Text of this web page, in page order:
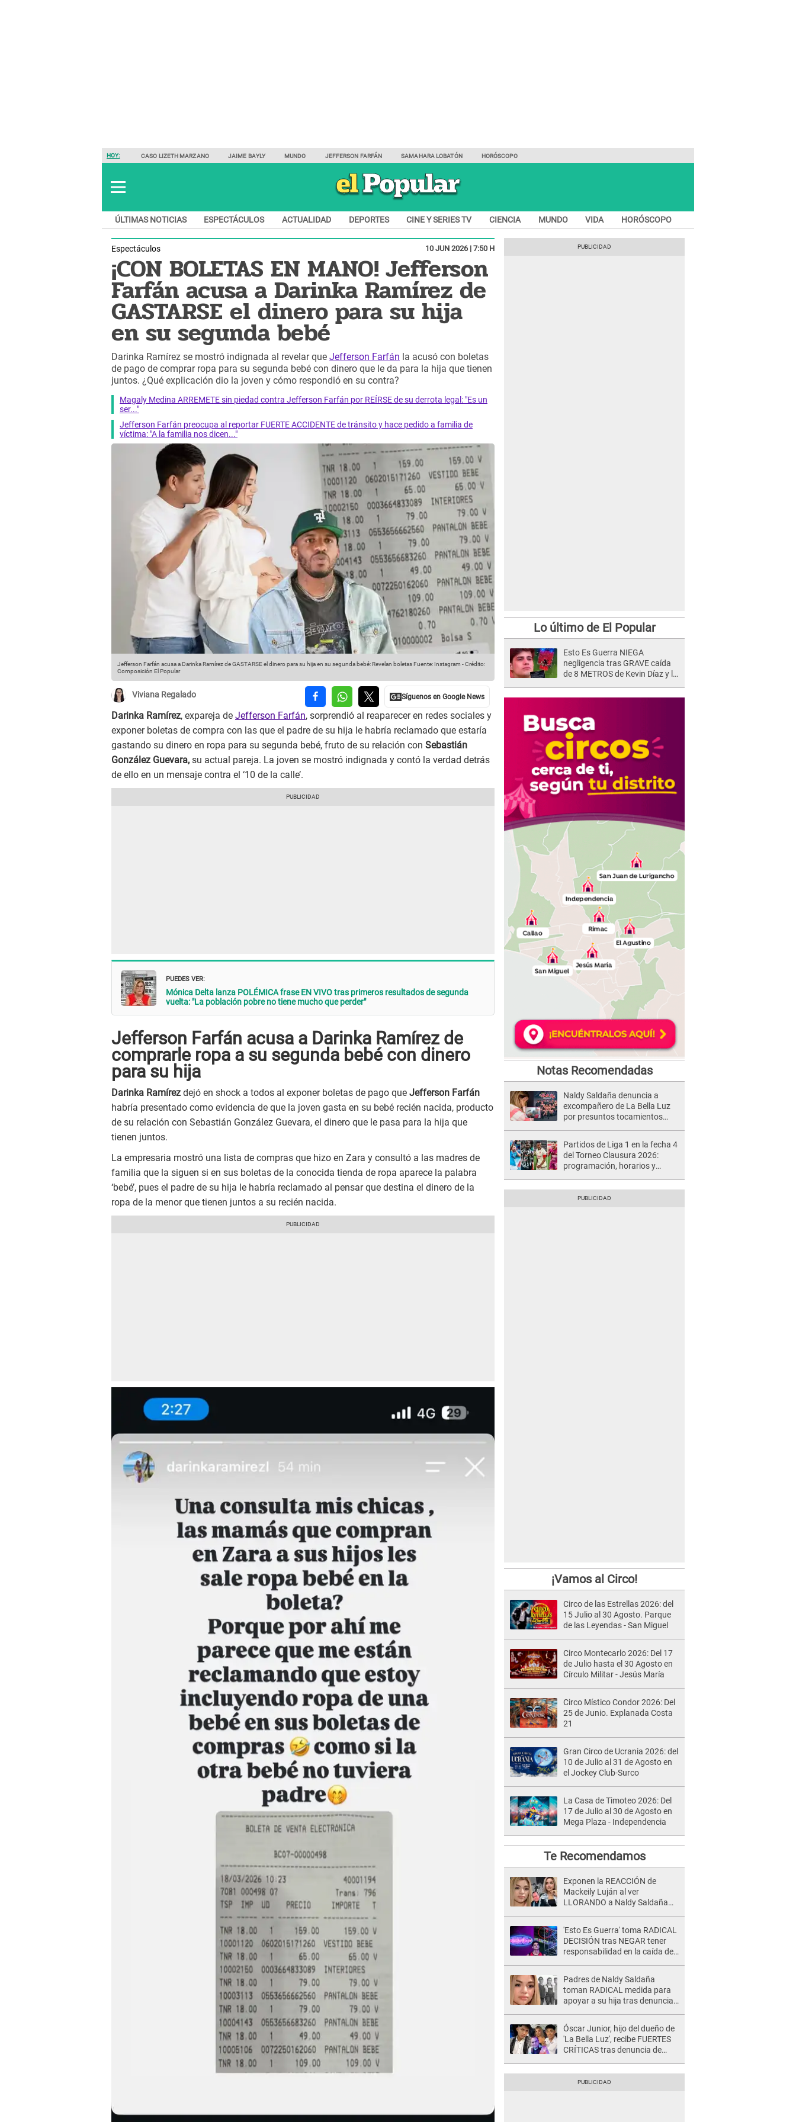
HOY: CASO LIZETH MARZANO JAIME BAYLY MUNDO JEFFERSON FARFÁN SAMAHARA LOBATÓN HORÓSCOPO
ÚLTIMAS NOTICIAS ESPECTÁCULOS ACTUALIDAD DEPORTES CINE Y SERIES TV CIENCIA MUNDO VIDA HORÓSCOPO
Espectáculos 10 JUN 2026 | 7:50 H
¡CON BOLETAS EN MANO! Jefferson
Farfán acusa a Darinka Ramírez de
GASTARSE el dinero para su hija
en su segunda bebé
Darinka Ramírez se mostró indignada al revelar que Jefferson Farfán la acusó con boletas
de pago de comprar ropa para su segunda bebé con dinero que le da para la hija que tienen
juntos. ¿Qué explicación dio la joven y cómo respondió en su contra?
Magaly Medina ARREMETE sin piedad contra Jefferson Farfán por REÍRSE de su derrota legal: "Es un
ser..."
Jefferson Farfán preocupa al reportar FUERTE ACCIDENTE de tránsito y hace pedido a familia de
víctima: "A la familia nos dicen..."
Jefferson Farfán acusa a Darinka Ramírez de GASTARSE el dinero para su hija en su segunda bebé: Revelan boletas Fuente: Instagram -Crédito:
Composición El Popular
Viviana Regalado
Darinka Ramírez, expareja de Jefferson Farfán, sorprendió al reaparecer en redes sociales y
exponer boletas de compra con las que el padre de su hija le habría reclamado que estaría
gastando su dinero en ropa para su segunda bebé, fruto de su relación con Sebastián
González Guevara, su actual pareja. La joven se mostró indignada y contó la verdad detrás
de ello en un mensaje contra el ‘10 de la calle’.
PUEDES VER:
Mónica Delta lanza POLÉMICA frase EN VIVO tras primeros resultados de segunda
vuelta: "La población pobre no tiene mucho que perder"
Jefferson Farfán acusa a Darinka Ramírez de
comprarle ropa a su segunda bebé con dinero
para su hija
Darinka Ramírez dejó en shock a todos al exponer boletas de pago que Jefferson Farfán
habría presentado como evidencia de que la joven gasta en su bebé recién nacida, producto
de su relación con Sebastián González Guevara, el dinero que le pasa para la hija que
tienen juntos.
La empresaria mostró una lista de compras que hizo en Zara y consultó a las madres de
familia que la siguen si en sus boletas de la conocida tienda de ropa aparece la palabra
‘bebé’, pues el padre de su hija le habría reclamado al pensar que destina el dinero de la
ropa de la menor que tienen juntos a su recién nacida.
Lo último de El Popular
Esto Es Guerra NIEGA
negligencia tras GRAVE caída
de 8 METROS de Kevin Díaz y lo
Notas Recomendadas
Naldy Saldaña denuncia a
excompañero de La Bella Luz
por presuntos tocamientos
Partidos de Liga 1 en la fecha 4
del Torneo Clausura 2026:
programación, horarios y
¡Vamos al Circo!
Circo de las Estrellas 2026: del
15 Julio al 30 Agosto. Parque
de las Leyendas - San Miguel
Circo Montecarlo 2026: Del 17
de Julio hasta el 30 Agosto en
Círculo Militar - Jesús María
Circo Místico Condor 2026: Del
25 de Junio. Explanada Costa
21
Gran Circo de Ucrania 2026: del
10 de Julio al 31 de Agosto en
el Jockey Club-Surco
La Casa de Timoteo 2026: Del
17 de Julio al 30 de Agosto en
Mega Plaza - Independencia
Te Recomendamos
Exponen la REACCIÓN de
Mackeily Luján al ver
LLORANDO a Naldy Saldaña
'Esto Es Guerra' toma RADICAL
DECISIÓN tras NEGAR tener
responsabilidad en la caída de
Padres de Naldy Saldaña
toman RADICAL medida para
apoyar a su hija tras denuncia
Bella Luz: "Esto no se va a
quedar así"
Óscar Junior, hijo del dueño de
'La Bella Luz', recibe FUERTES
CRÍTICAS tras denuncia de